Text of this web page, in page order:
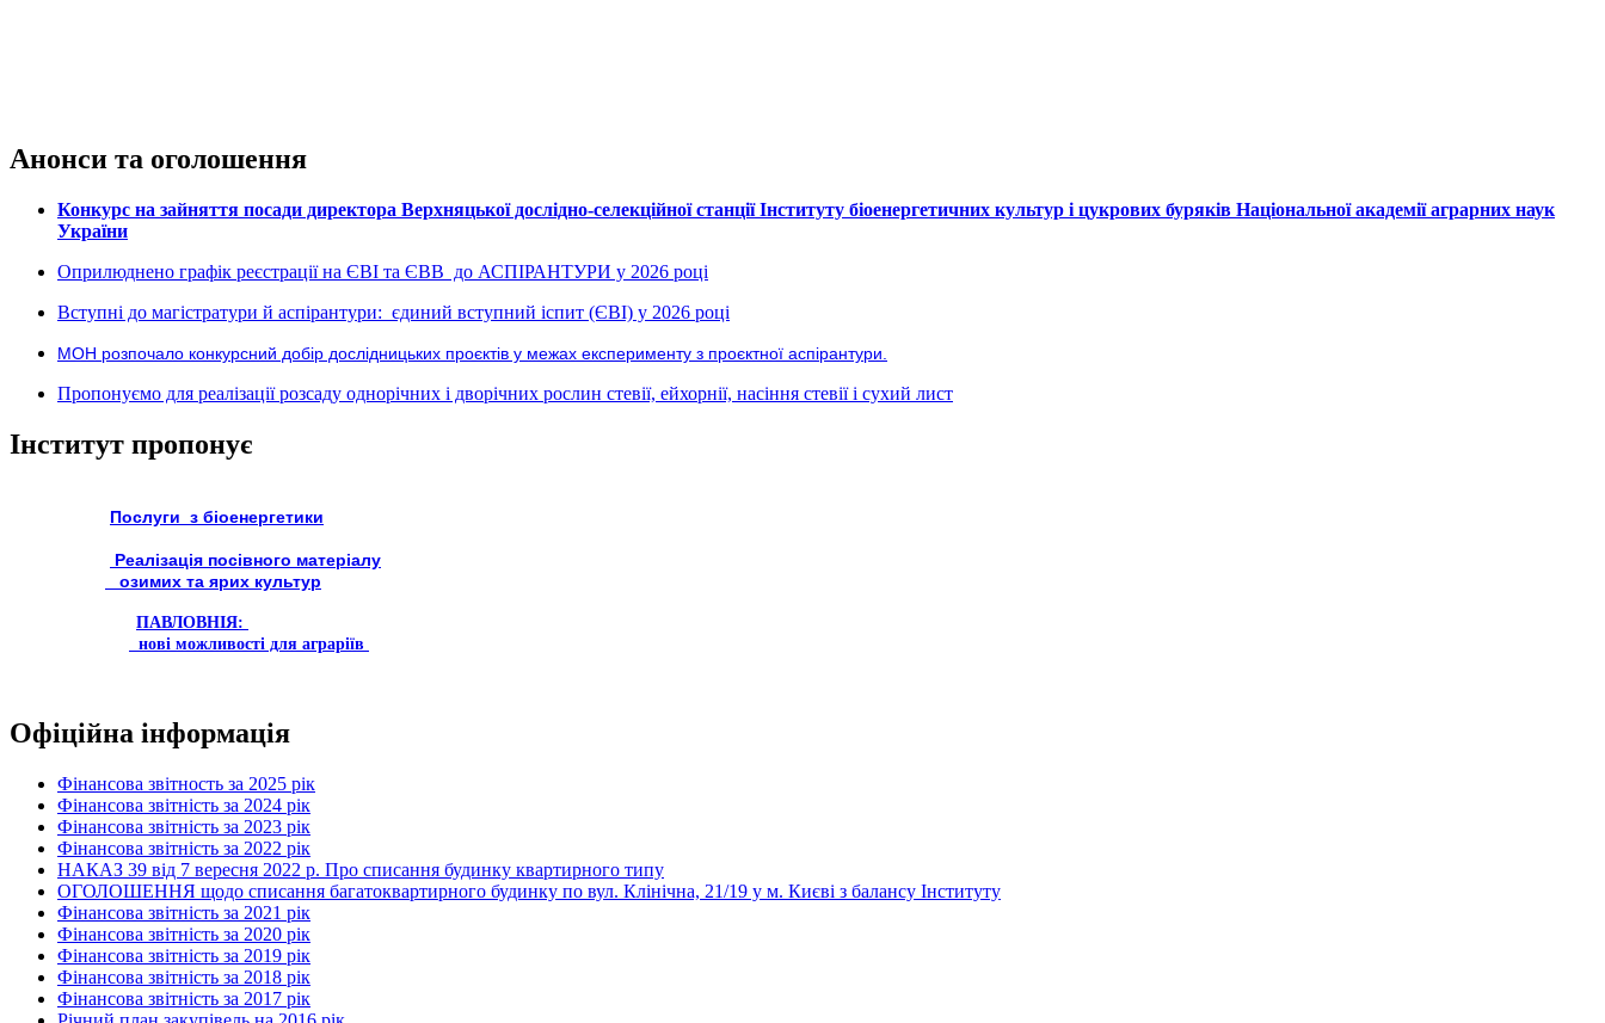
Анонси та оголошення
Конкурс на зайняття посади директора Верхняцької дослідно-селекційної станції Інституту біоенергетичних культур і цукрових буряків Національної академії аграрних наук
України
Оприлюднено графік реєстрації на ЄВІ та ЄВВ до АСПІРАНТУРИ у 2026 році
Вступні до магістратури й аспірантури: єдиний вступний іспит (ЄВІ) у 2026 році
МОН розпочало конкурсний добір дослідницьких проєктів у межах експерименту з проєктної аспірантури.
Пропонуємо для реалізації розсаду однорічних і дворічних рослин стевії, ейхорнії, насіння стевії і сухий лист
Інститут пропонує
Послуги з біоенергетики
Реалізація посівного матеріалу
озимих та ярих культур
ПАВЛОВНІЯ:
нові можливості для аграріїв
Офіційна інформація
Фінансова звітность за 2025 рік
Фінансова звітність за 2024 рік
Фінансова звітність за 2023 рік
Фінансова звітність за 2022 рік
НАКАЗ 39 від 7 вересня 2022 р. Про списання будинку квартирного типу
ОГОЛОШЕННЯ щодо списання багатоквартирного будинку по вул. Клінічна, 21/19 у м. Києві з балансу Інституту
Фінансова звітність за 2021 рік
Фінансова звітність за 2020 рік
Фінансова звітність за 2019 рік
Фінансова звітність за 2018 рік
Фінансова звітність за 2017 рік